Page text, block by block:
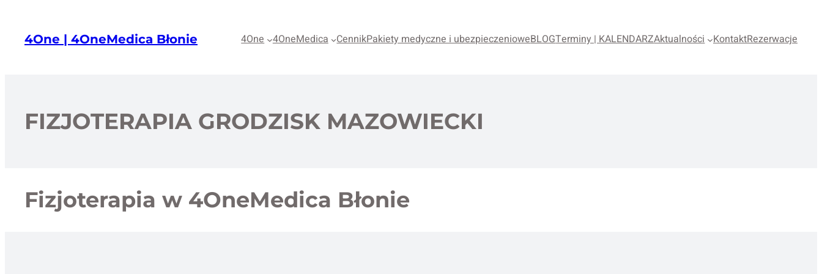
treści4One | 4OneMedica Błonie 4One 4OneMedica CennikPakiety medyczne i ubezpieczenioweBLOGTerminy | KALENDARZAktualności KontaktRezerwacje
FIZJOTERAPIA GRODZISK MAZOWIECKI
Fizjoterapia w 4OneMedica Błonie